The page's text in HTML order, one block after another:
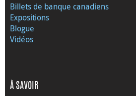
Billets de banque canadiens
Expositions
Blogue
Vidéos
À SAVOIR